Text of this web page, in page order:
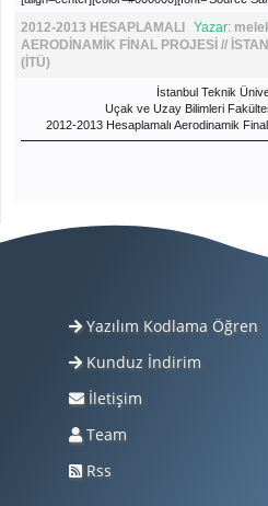
Yazar:
2012-2013 HESAPLAMALI
AERODİNAMİK FİNAL PROJESİ //
(İTÜ)
İstanbul Teknik
Uçak ve Uzay Bilimleri
2012-2013 Hesaplamalı Aerodinamik
Yazılım Kodlama Öğren
Kunduz İndirim
İletişim
Team
Rss